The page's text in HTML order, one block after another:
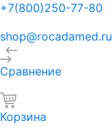
+7(800)250-77-80
shop@rocadamed.ru
Сравнение
Корзина